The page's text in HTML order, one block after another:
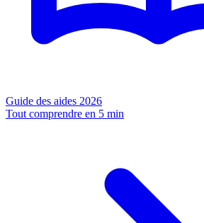
Guide des aides 2026
Tout comprendre en 5 min